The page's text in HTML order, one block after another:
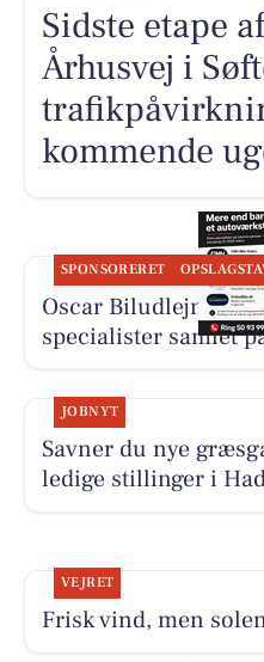
Sidste etape
Århusvej i
kommende
SPONSORERET
Oscar Biludlejning
specialister samlet
JOBNYT
Savner du nye
ledige stillinger i
VEJRET
Frisk vind, men